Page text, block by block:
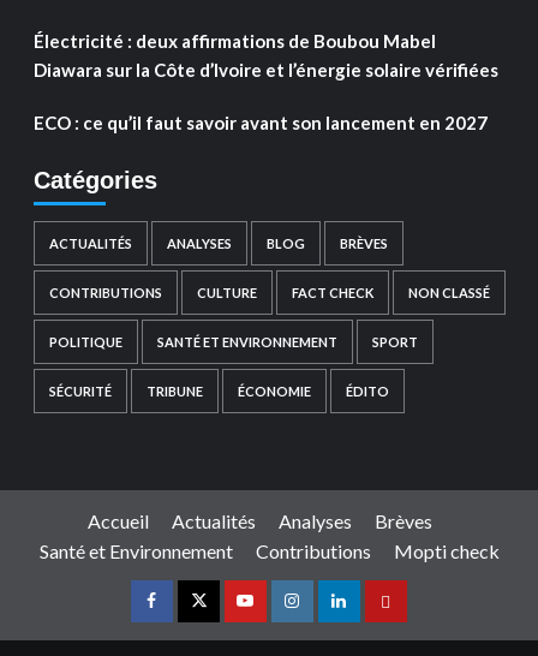
Électricité : deux affirmations de Boubou Mabel
Diawara sur la Côte d’Ivoire et l’énergie solaire vérifiées
ECO : ce qu’il faut savoir avant son lancement en 2027
Catégories
ACTUALITÉS ANALYSES BLOG BRÈVES
CONTRIBUTIONS CULTURE FACT CHECK NON CLASSÉ
POLITIQUE SANTÉ ET ENVIRONNEMENT SPORT
SÉCURITÉ TRIBUNE ÉCONOMIE ÉDITO
Accueil Actualités Analyses
Brèves
Santé et Environnement
Contributions Mopti check